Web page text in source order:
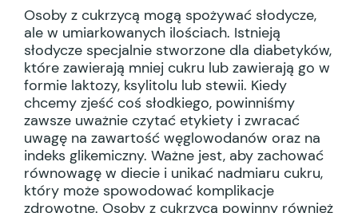
Osoby z cukrzycą mogą spożywać słodycze,
ale w umiarkowanych ilościach. Istnieją
słodycze specjalnie stworzone dla diabetyków,
które zawierają mniej cukru lub zawierają go w
formie laktozy, ksylitolu lub stewii. Kiedy
chcemy zjeść coś słodkiego, powinniśmy
zawsze uważnie czytać etykiety i zwracać
uwagę na zawartość węglowodanów oraz na
indeks glikemiczny. Ważne jest, aby zachować
równowagę w diecie i unikać nadmiaru cukru,
który może spowodować komplikacje
zdrowotne. Osoby z cukrzycą powinny również